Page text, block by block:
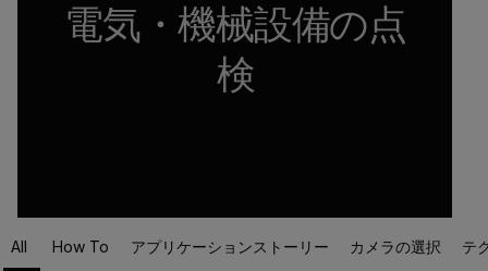
電気・機械設備の点
検
Article Listing
All How To アプリケーションストーリー カメラの選択 テ